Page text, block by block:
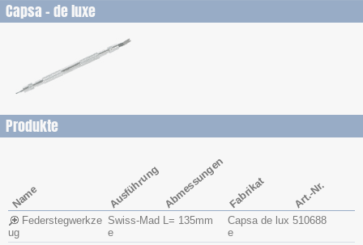
Capsa - de luxe
Produkte
Name Ausführung AbmessungenFabrikat Art.-Nr.
Federstegwerkze
ug
Swiss-Mad
e
L= 135mm
Capsa de lux
e
510688